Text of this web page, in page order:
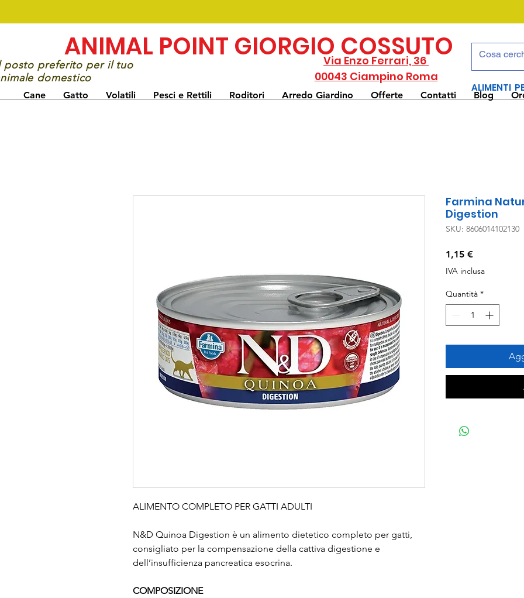
Cane Gatto Volatili Pesci e Rettili Roditori Arredo Giardino Offerte Contatti Blog
ANIMAL POINT GIORGIO COSSUTO
posto preferito per il tuo
domestico
Via Enzo Ferrari, 36
00043 Ciampino Roma
ALIMENTI
ALIMENTO COMPLETO PER GATTI ADULTI
N&D Quinoa Digestion è un alimento dietetico completo per gatti,
consigliato per la compensazione della cattiva digestione e
dell’insufficienza pancreatica esocrina.
COMPOSIZIONE
Farmina
Digestion
SKU: 8606014102130
1,15 €Prezzo
IVA inclusa
Quantità *